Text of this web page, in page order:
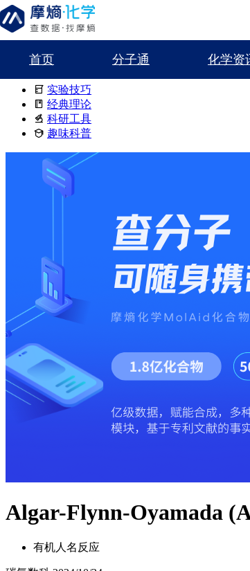
首页 分子通 化学资
化学百科 经典理论 Algar-Flynn-Oyamada
实验技巧
经典理论
科研工具
趣味科普
Algar-Flynn-Oyamada
有机人名反应